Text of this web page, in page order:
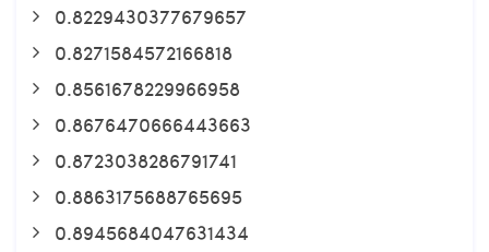
0.8229430377679657
0.8271584572166818
0.8561678229966958
0.8676470666443663
0.8723038286791741
0.8863175688765695
0.8945684047631434